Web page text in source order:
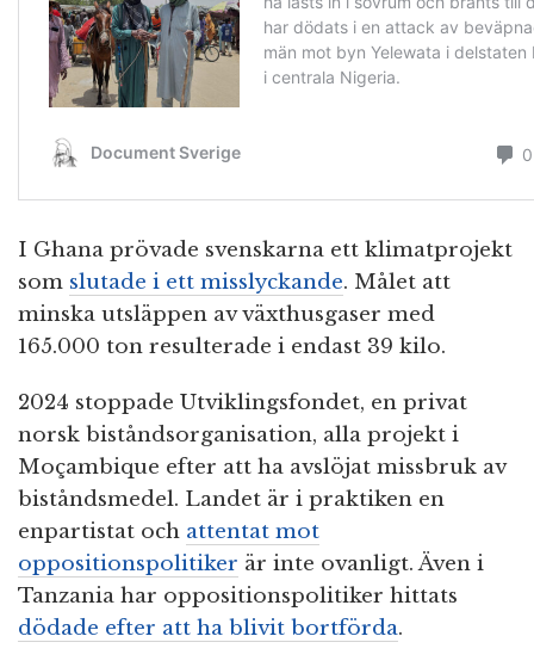
I Ghana prövade svenskarna ett klimatprojekt
som slutade i ett misslyckande. Målet att
minska utsläppen av växthusgaser med
165.000 ton resulterade i endast 39 kilo.
2024 stoppade Utviklingsfondet, en privat
norsk biståndsorganisation, alla projekt i
Moçambique efter att ha avslöjat missbruk av
biståndsmedel. Landet är i praktiken en
enpartistat och attentat mot
oppositionspolitiker är inte ovanligt. Även i
Tanzania har oppositionspolitiker hittats
dödade efter att ha blivit bortförda.